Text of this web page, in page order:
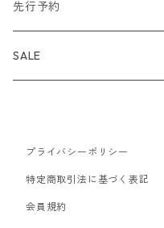
アウター
トップス
帽子
NAISSANCE
アウター
bal
トップス
アウター
MAISON EUREKA
アウター
SON OF THE CHEESE
アウター
トップス
ワンピース
バッグ
先行予約
TODAYFUL 2020 SUMMER
Uhr 2025 Autumn / Winter
Uhr 2025 SPRING / SUMMER
SALE
20%
30%
プライバシーポリシー
特定商取引法に基づく表記
会員規約